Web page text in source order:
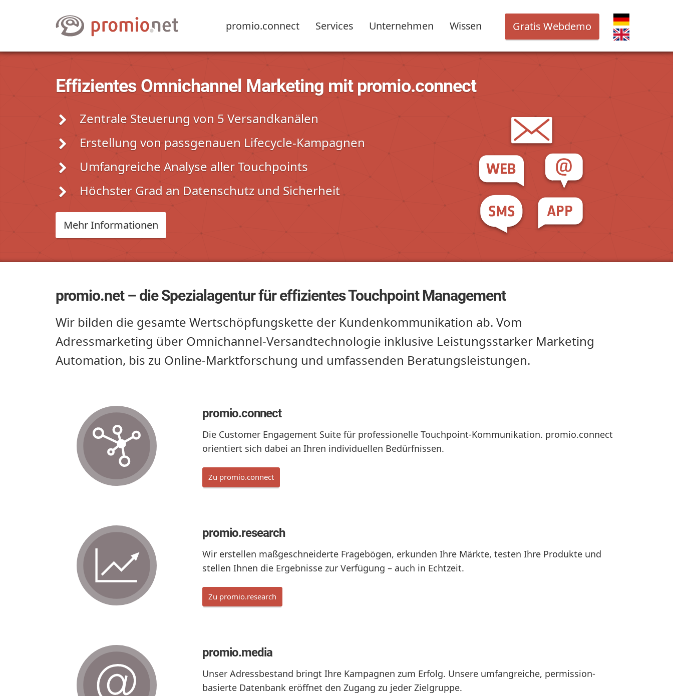
Gratis Webdemo
promio.connect Services Unternehmen Wissen
Effizientes Omnichannel Marketing mit promio.connect
Zentrale Steuerung von 5 Versandkanälen
Erstellung von passgenauen Lifecycle-Kampagnen
Umfangreiche Analyse aller Touchpoints
Höchster Grad an Datenschutz und Sicherheit
Mehr Informationen
promio.net – die Spezialagentur für effizientes Touchpoint Management
Wir bilden die gesamte Wertschöpfungskette der Kundenkommunikation ab. Vom
Adressmarketing über Omnichannel-Versandtechnologie inklusive Leistungsstarker Marketing
Automation, bis zu Online-Marktforschung und umfassenden Beratungsleistungen.
promio.connect
Die Customer Engagement Suite für professionelle Touchpoint-Kommunikation. promio.connect
orientiert sich dabei an Ihren individuellen Bedürfnissen.
Zu promio.connect
promio.research
Wir erstellen maßgeschneiderte Fragebögen, erkunden Ihre Märkte, testen Ihre Produkte und
stellen Ihnen die Ergebnisse zur Verfügung – auch in Echtzeit.
Zu promio.research
promio.media
Unser Adressbestand bringt Ihre Kampagnen zum Erfolg. Unsere umfangreiche, permission-
basierte Datenbank eröffnet den Zugang zu jeder Zielgruppe.